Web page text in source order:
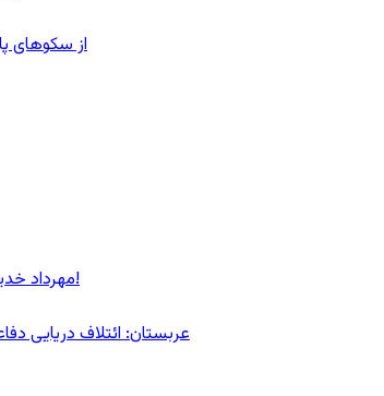
از سکوهای
مهرداد خدیر: پیام روشن پزشکیان در گفت‌و‌گوی تصویری با مرد نامرئی: من هستم!
عربستان: ائتلاف دریایی